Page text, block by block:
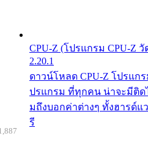
CPU-Z (โปรแกรม CPU-Z
2.20.1
ดาวน์โหลด CPU-Z โปรแก
ปรแกรม ที่ทุกคน น่าจะมีติด
มถึงบอกค่าต่างๆ ทั้งฮารด์แ
รี